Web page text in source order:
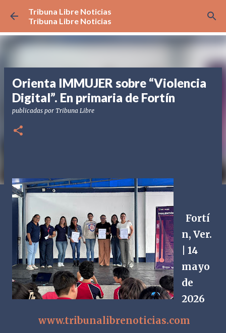
Ir al contenido principal
Tribuna Libre Noticias
Tribuna Libre Noticias
Orienta IMMUJER sobre “Violencia
Digital”. En primaria de Fortín
publicadas por Tribuna Libre
Fortí
n, Ver.
| 14
mayo
de
2026
www.tribunalibrenoticias.com